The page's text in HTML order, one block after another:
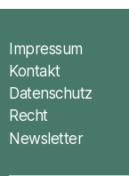
Impressum
Kontakt
Datenschutz
Recht
Newsletter